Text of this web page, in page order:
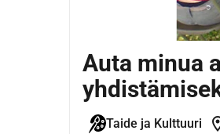
Auta minua
Taide ja Kulttuuri